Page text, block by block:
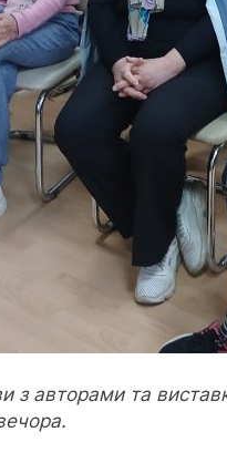
з авторами та